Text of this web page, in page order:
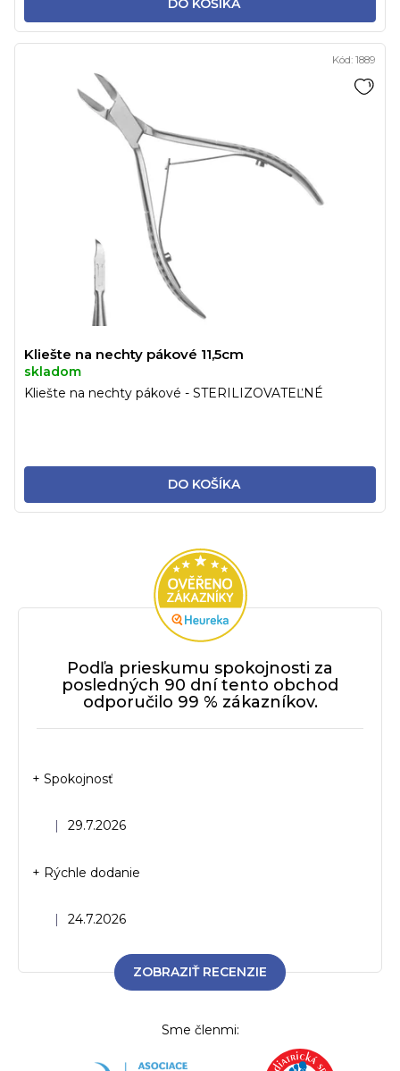
DO KOŠÍKA
Kliešte na nechty pákové 11,5cm
skladom
DO KOŠÍKA
Kliešte na nechty pákové - STERILIZOVATEĽNÉ
Kód: 1889
Podľa prieskumu spokojnosti za
posledných 90 dní tento obchod
odporučilo 99 % zákazníkov.
Hodnotenie obchodu je 5 z 5 hviezdičiek.
| 29.7.2026
+ Spokojnosť
Hodnotenie obchodu je 5 z 5 hviezdičiek.
| 24.7.2026
+ Rýchle dodanie
ZOBRAZIŤ RECENZIE
Sme členmi: